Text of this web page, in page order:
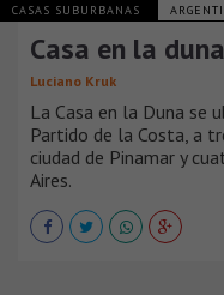
CASAS SUBURBANAS
Casa en la duna
Luciano Kruk
La Casa en la Duna se
Partido de la Costa, a
ciudad de Pinamar y
Aires.